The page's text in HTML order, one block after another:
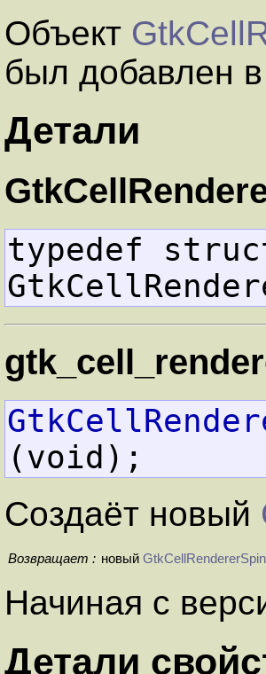
Объект
был добавлен
Детали
typedef
(void);
Создаёт новый
Возвращает : новый GtkCellRendererSpin
Начиная с
Детали